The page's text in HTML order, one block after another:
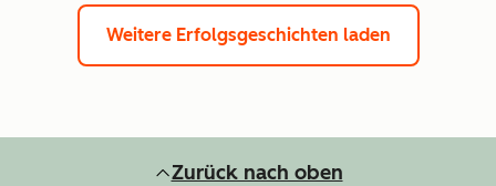
Weitere Erfolgsgeschichten laden
Zurück nach oben